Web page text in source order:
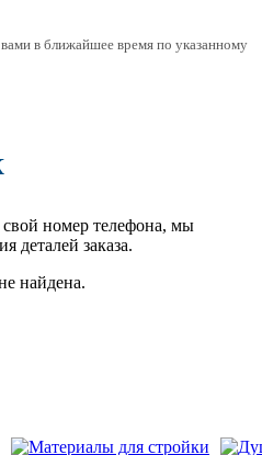
в ближайшее время по указанному
свой номер телефона, мы
деталей заказа.
найдена.